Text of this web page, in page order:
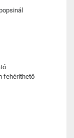
fehéríthető